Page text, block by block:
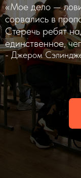
«Мое дело —
сорвались в
Стеречь ребят
единственное,
- Джером